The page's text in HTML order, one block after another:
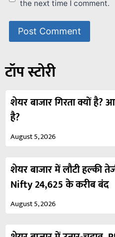
the next time I comment.
टॉप स्टोरी
शेयर बाजार गिरता क्यों
है?
August 5, 2026
शेयर बाजार में लौटी हल्की
Nifty 24,625 के करीब बंद
August 5, 2026